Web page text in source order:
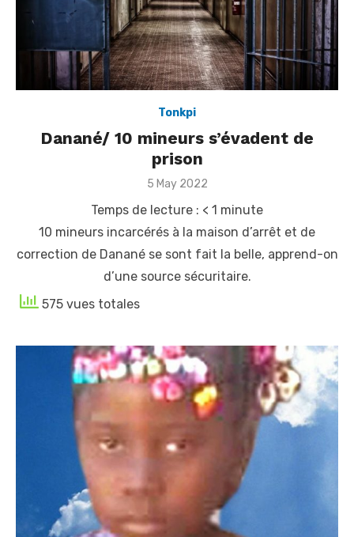
Tonkpi
Danané/ 10 mineurs s’évadent de
prison
Posted
5 May 2022
Temps de lecture : < 1 minute
10 mineurs incarcérés à la maison d’arrêt et de
correction de Danané se sont fait la belle, apprend-on
d’une source sécuritaire.
575 vues totales